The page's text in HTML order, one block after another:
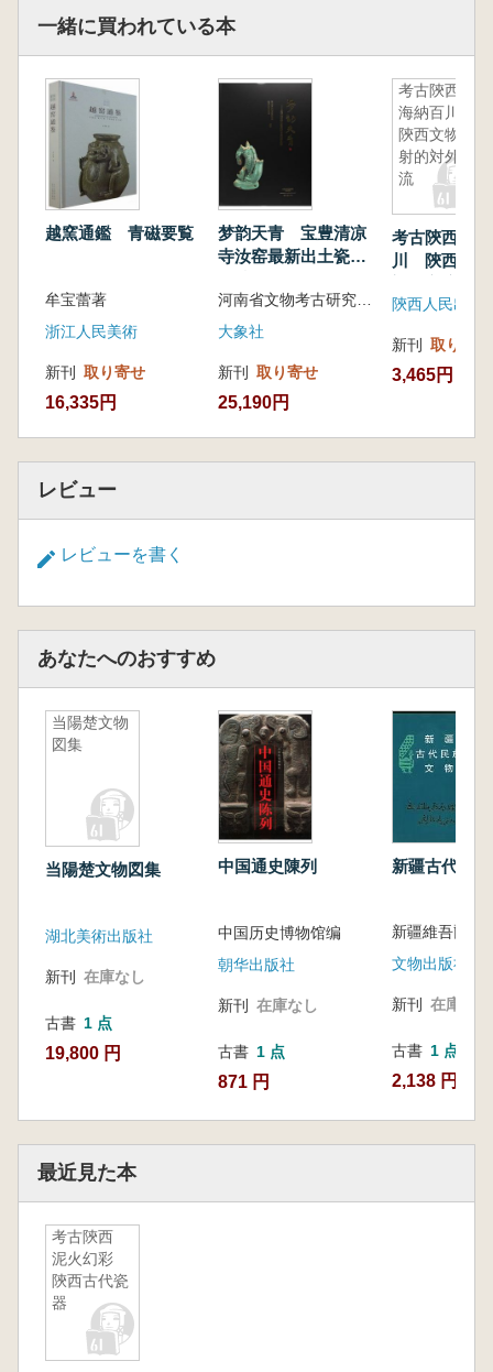
(二)瓷器的诞生
(一)陶与瓷的区别
(二)陶与瓷的密切联系
三、中国古代瓷器的发展历程
(一)初创到成熟:东汉晚期之前的瓷器
(二)由繁入简:三国两晋南北朝时期的瓷器
(三)南青北白:隋唐五代时期的瓷器
(四)名窑林立:宋辽金时期的瓷器
一緒に買われている本
越窯通鑑 青磁要覧
牟宝蕾著
浙江人民美術
新刊 取り寄せ
16,335円
梦韵天青 宝豊清凉
寺汝窑最新出土瓷器
河南省文物考古研究院 宝豊汝窑博物館
大象社
新刊 取り寄せ
25,190円
考古陝西
海納百川
陝西文物折
射的対外交
流
考古陝西 海
川 陝西文物
陝西人民出版
新刊 取り寄せ
3,465円
レビュー
レビューを書く
あなたへのおすすめ
当陽楚文物
図集
当陽楚文物図集
湖北美術出版社
新刊 在庫なし
古書 1 点
19,800 円
中国通史陳列
中国历史博物馆编
朝华出版社
新刊 在庫なし
古書 1 点
871 円
新疆古代民
文物出版社
新刊 在庫なし
古書 1 点
2,138 円
最近見た本
考古陝西
泥火幻彩
陝西古代瓷
器